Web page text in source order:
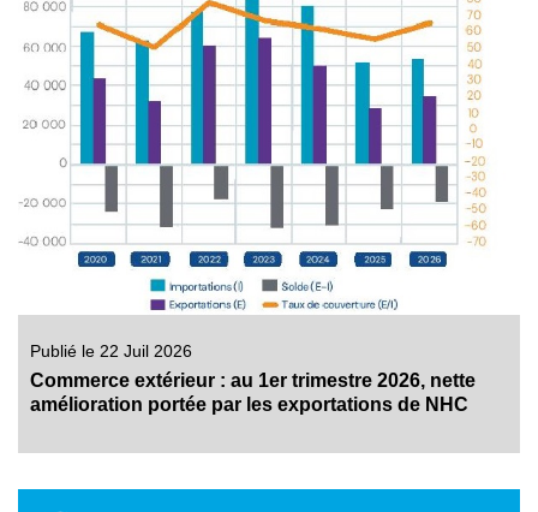
Publié le 22 Juil 2026
Commerce extérieur : au 1er trimestre 2026, nette
amélioration portée par les exportations de NHC